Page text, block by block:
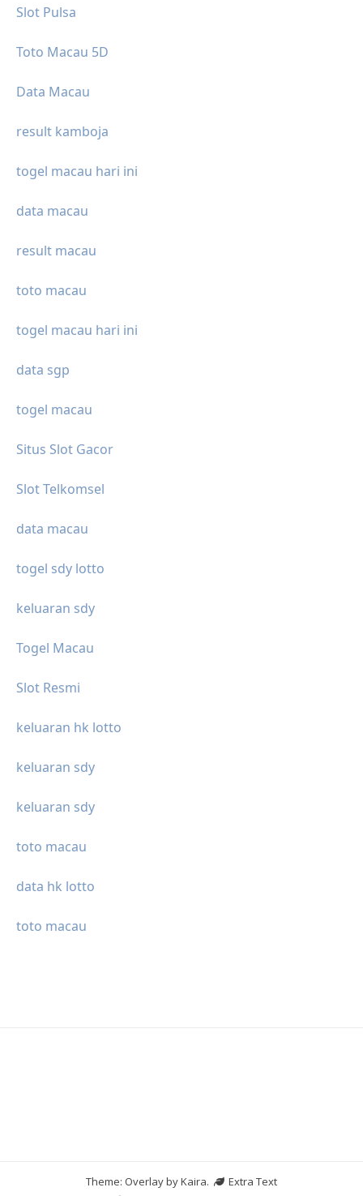
Slot Pulsa
Toto Macau 5D
Data Macau
result kamboja
togel macau hari ini
data macau
result macau
toto macau
togel macau hari ini
data sgp
togel macau
Situs Slot Gacor
Slot Telkomsel
data macau
togel sdy lotto
keluaran sdy
Togel Macau
Slot Resmi
keluaran hk lotto
keluaran sdy
keluaran sdy
toto macau
data hk lotto
toto macau
Theme: Overlay byKaira.
Extra Text